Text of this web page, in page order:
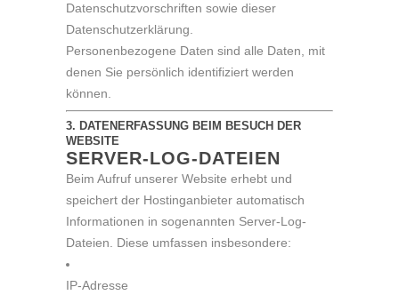
Datenschutzvorschriften sowie dieser
Datenschutzerklärung.
Personenbezogene Daten sind alle Daten, mit
denen Sie persönlich identifiziert werden
können.
3. DATENERFASSUNG BEIM BESUCH DER
WEBSITE
SERVER-LOG-DATEIEN
Beim Aufruf unserer Website erhebt und
speichert der Hostinganbieter automatisch
Informationen in sogenannten Server-Log-
Dateien. Diese umfassen insbesondere:
IP-Adresse